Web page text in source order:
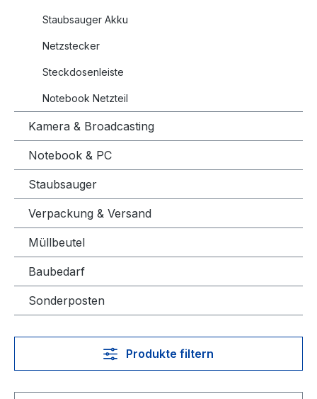
Staubsauger Akku
Netzstecker
Steckdosenleiste
Notebook Netzteil
Kamera & Broadcasting
Notebook & PC
Staubsauger
Verpackung & Versand
Müllbeutel
Baubedarf
Sonderposten
Produkte filtern